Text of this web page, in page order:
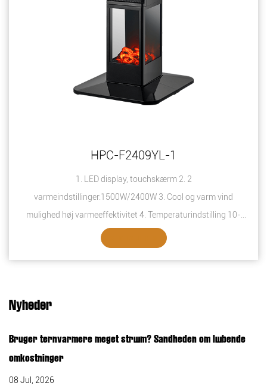
HPC-F2409YL-1
1. LED display, touchskærm 2. 2
varmeindstillinger:1500W/2400W 3. Cool og varm vind
mulighed høj varmeeffektivitet 4. Temperaturindstilling 10-
Nyheder
Bruger tårnvarmere meget strøm? Sandheden om løbende
omkostninger
08 Jul, 2026